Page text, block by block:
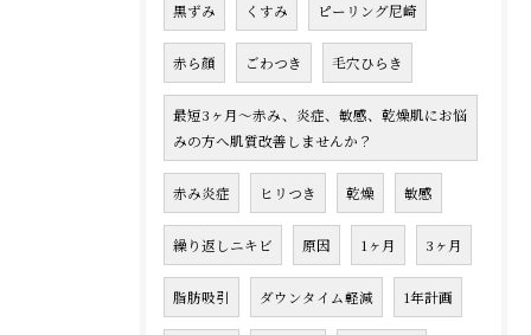
黒ずみ くすみ ピーリング尼崎
赤ら顔 ごわつき 毛穴ひらき
最短3ヶ月〜赤み、炎症、敏感、乾燥肌にお悩
みの方へ肌質改善しませんか？
赤み炎症 ヒリつき 乾燥 敏感
繰り返しニキビ 原因 1ヶ月 3ヶ月
脂肪吸引 ダウンタイム軽減 1年計画